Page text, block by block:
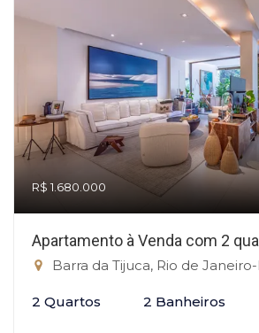
R$ 1.680.000
Apartamento à Venda com 2
Barra da Tijuca, Rio de Janeiro-
2 Quartos 2 Banheiros